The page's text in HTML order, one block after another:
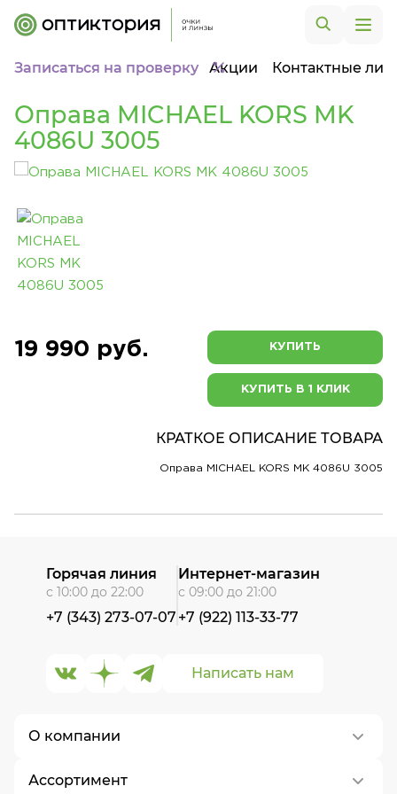
Записаться на проверку Акции Контактные
Оправа MICHAEL KORS MK
4086U 3005
19 990 руб. КУПИТЬ
КУПИТЬ В 1 КЛИК
КРАТКОЕ ОПИСАНИЕ ТОВАРА
Оправа MICHAEL KORS MK 4086U 3005
О компании
О нас
Ассортимент
Написать нам
Горячая линия
с 10:00 до 22:00
+7 (343) 273-07-07
Интернет-магазин
с 09:00 до 21:00
+7 (922) 113-33-77